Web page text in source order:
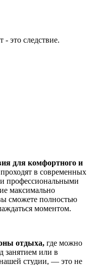
- это следствие.
для комфортного и
в современных
и профессиональными
максимально
сможете полностью
моментом.
отдыха, где можно
занятием или в
студии, — это не